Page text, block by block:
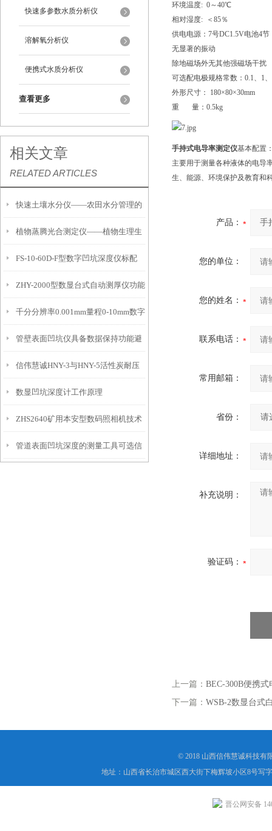
快速多参数水质分析仪
溶解氧分析仪
便携式水质分析仪
查看更多
相关文章
RELATED ARTICLES
快速土壤水分仪——农田水分管理的
便携式检测工具
植物蒸腾光合测定仪——植物生理生
态的实时监测设备
FS-10-60D-F型数字凹坑深度仪标配
IP54级表头分辨率0.01mm量程
10mm！
ZHY-2000型数显台式自动测厚仪功能
特点
千分分辨率0.001mm量程0-10mm数字
埋头度仪技术参数！
管壁表面凹坑仪具备数据保持功能避
免测试过程中测针移动导致数据变动
信伟慧诚HNY-3与HNY-5活性炭耐压
强度测定仪技术参数！
数显凹坑深度计工作原理
ZHS2640矿用本安型数码照相机技术
参数！
管道表面凹坑深度的测量工具可选信
环境温度: 0～40℃
相对湿度: ＜85％
供电电源：7号DC1.5V电池4节
无显著的振动
除地磁场外无其他强磁场干扰
可选配电极规格常数：0.1、1
外形尺寸： 180×80×30mm
重 量：0.5kg
手持式电导率测定仪基本配置
主要用于测量各种液体的电导
生、能源、环境保护及教育和
产品：
您的单位：
您的姓名：
联系电话：
常用邮箱：
省份：
详细地址：
补充说明：
验证码：
上一篇： BEC-300B便携
下一篇： WSB-2数显台式
© 2018 山西信伟慧诚科技有
地址：山西省长治市城区西大街下梅辉坡小区8号写
晋公网安备